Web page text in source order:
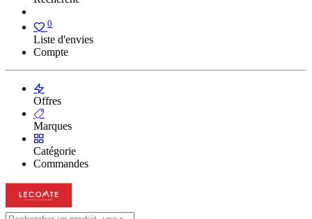
0
Liste d'envies
Compte
Offres
Marques
Catégorie
Commandes